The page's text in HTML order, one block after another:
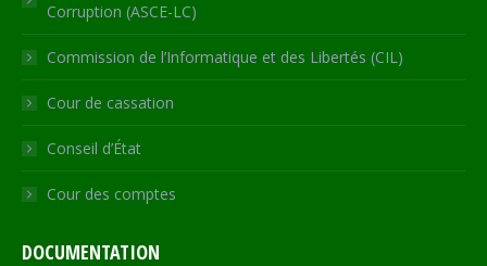
Corruption (ASCE-LC)
Commission de l’Informatique et des Libertés (CIL)
Cour de cassation
Conseil d’État
Cour des comptes
DOCUMENTATION